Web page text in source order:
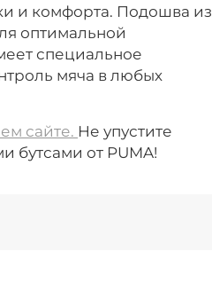
и комфорта. Подошва из
оптимальной
специальное
мяча в любых
сайте. Не упустите
бутсами от PUMA!